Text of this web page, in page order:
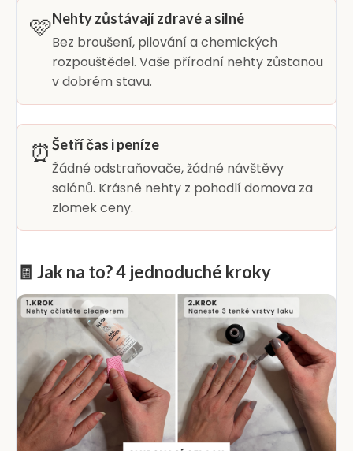
🩷Nehty zůstávají zdravé a silné
Bez broušení, pilování a chemických
rozpouštědel. Vaše přírodní nehty zůstanou
v dobrém stavu.
⏰ Šetří čas i peníze
Žádné odstraňovače, žádné návštěvy
salónů. Krásné nehty z pohodlí domova za
zlomek ceny.
🧾 Jak na to? 4 jednoduché kroky